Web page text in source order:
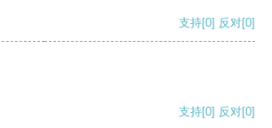
支持[0] 反对[0]
支持[0] 反对[0]